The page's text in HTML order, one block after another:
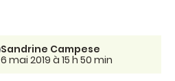
Sandrine Campese
6 mai 2019 à 15 h 50 min